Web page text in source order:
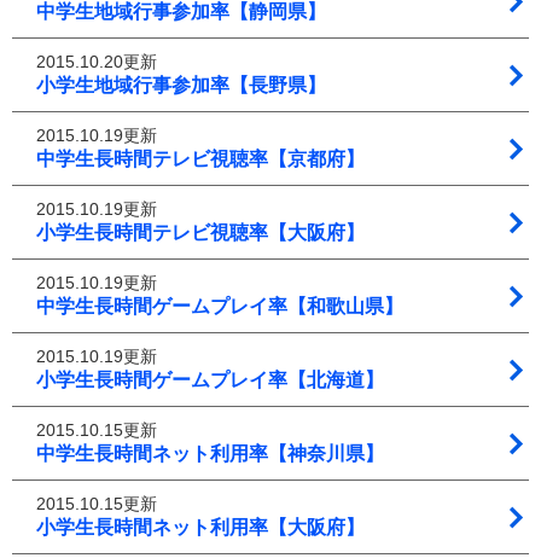
中学生地域行事参加率【静岡県】
2015.10.20更新
小学生地域行事参加率【長野県】
2015.10.19更新
中学生長時間テレビ視聴率【京都府】
2015.10.19更新
小学生長時間テレビ視聴率【大阪府】
2015.10.19更新
中学生長時間ゲームプレイ率【和歌山県】
2015.10.19更新
小学生長時間ゲームプレイ率【北海道】
2015.10.15更新
中学生長時間ネット利用率【神奈川県】
2015.10.15更新
小学生長時間ネット利用率【大阪府】